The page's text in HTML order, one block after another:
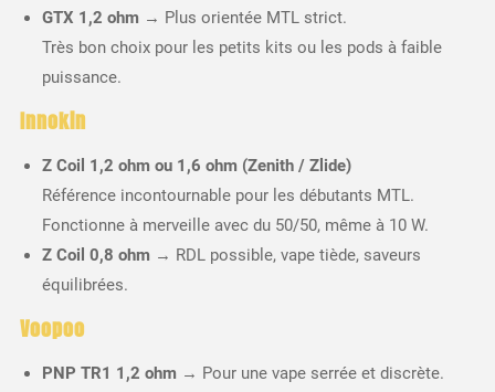
GTX 1,2 ohm→ Plus orientée MTL strict.
Très bon choix pour les petits kits ou les pods à faible
puissance.
Innokin
Z Coil 1,2 ohm ou 1,6 ohm (Zenith / Zlide)
Référence incontournable pour les débutants MTL.
Fonctionne à merveille avec du 50/50, même à 10 W.
Z Coil 0,8 ohm→ RDL possible, vape tiède, saveurs
équilibrées.
Voopoo
PNP TR1 1,2 ohm→ Pour une vape serrée et discrète.